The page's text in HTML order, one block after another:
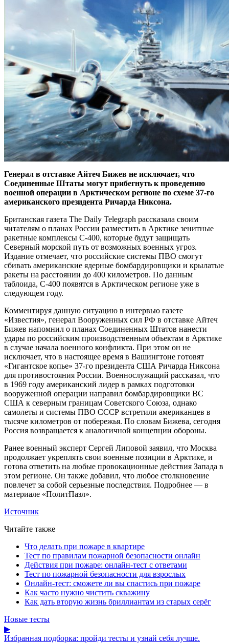
Генерал в отставке Айтеч Бижев не исключает, что
Соединенные Штаты могут прибегнуть к проведению
военной операции в Арктическом регионе по схеме 37-го
американского президента Ричарда Никсона.
Британская газета The Daily Telegraph рассказала своим
читателям о планах России разместить в Арктике зенитные
ракетные комплексы С-400, которые будут защищать
Северный морской путь от возможных военных угроз.
Издание отмечает, что российские системы ПВО смогут
сбивать американские ядерные бомбардировщики и крылатые
ракеты на расстоянии до 400 километров. По данным
таблоида, С-400 появятся в Арктическом регионе уже в
следующем году.
Комментируя данную ситуацию в интервью газете
«Известия», генерал Вооруженных сил РФ в отставке Айтеч
Бижев напомнил о планах Соединенных Штатов нанести
удары по российским производственным объектам в Арктике
в случае начала военного конфликта. При этом он не
исключает, что в настоящее время в Вашингтоне готовят
«Гигантское копье» 37-го президента США Ричарда Никсона
для противостояния России. Военнослужащий рассказал, что
в 1969 году американский лидер в рамках подготовки
вооруженной операции направил бомбардировщики ВС
США к северным границам Советского Союза, однако
самолеты и системы ПВО СССР встретили американцев в
тысяче километров от побережья. По словам Бижева, сегодня
Россия возвращается к аналогичной концепции обороны.
Ранее военный эксперт Сергей Липовой заявил, что Москва
продолжает укреплять свои военные позиции в Арктике, и
готова ответить на любые провокационные действия Запада в
этом регионе. Он также добавил, что любое столкновение
повлечет за собой серьезные последствия. Подробнее — в
материале «ПолитПазл».
Источник
Читайте также
Что делать при пожаре в квартире
Тест по правилам пожарной безопасности онлайн
Действия при пожаре: онлайн-тест с ответами
Тест по пожарной безопасности для взрослых
Онлайн-тест: сможете ли вы спастись при пожаре
Как часто нужно чистить скважину
Как дать вторую жизнь бриллиантам из старых серёг
Новые тесты
▶
Избранная подборка: пройди тесты и узнай себя лучше.